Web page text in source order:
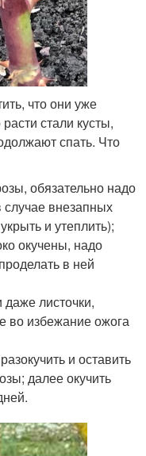
что они уже
стали кусты,
спать. Что
обязательно надо
случае внезапных
и утеплить);
окучены, надо
в ней
листочки,
во избежание ожога
и оставить
далее окучить